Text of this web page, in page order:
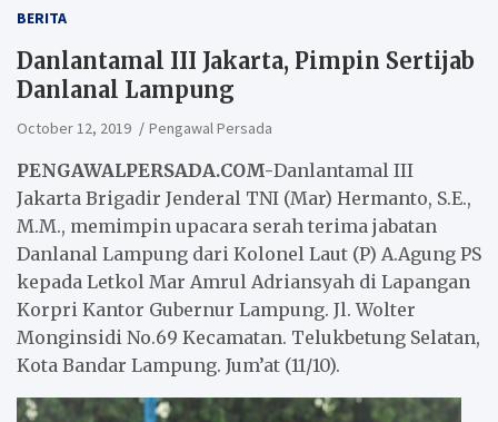
BERITA
Danlantamal III Jakarta, Pimpin Sertijab
Danlanal Lampung
October 12, 2019 Pengawal Persada
PENGAWALPERSADA.COM-Danlantamal III
Jakarta Brigadir Jenderal TNI (Mar) Hermanto, S.E.,
M.M., memimpin upacara serah terima jabatan
Danlanal Lampung dari Kolonel Laut (P) A.Agung PS
kepada Letkol Mar Amrul Adriansyah di Lapangan
Korpri Kantor Gubernur Lampung. Jl. Wolter
Monginsidi No.69 Kecamatan. Telukbetung Selatan,
Kota Bandar Lampung. Jum’at (11/10).